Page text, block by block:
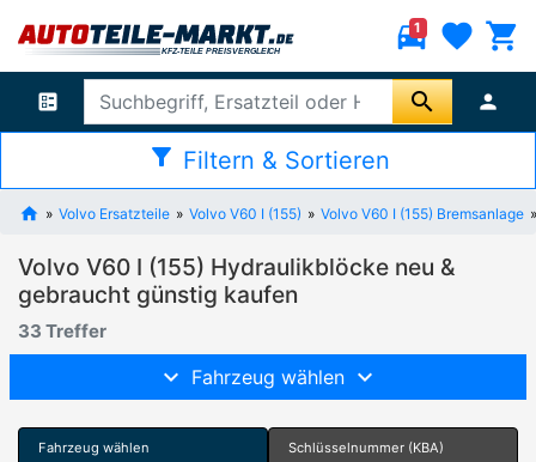
directions_car
1 favorite shopping_cart
ballot search person
filter_alt Filtern & Sortieren
Volvo Ersatzteile Volvo V60 I (155) Volvo V60 I (155) Bremsanlage
Volvo V60 I (155) Hydraulikblöcke neu &
gebraucht günstig kaufen
33 Treffer
Fahrzeug wählen
Fahrzeug wählen Schlüsselnummer (KBA)